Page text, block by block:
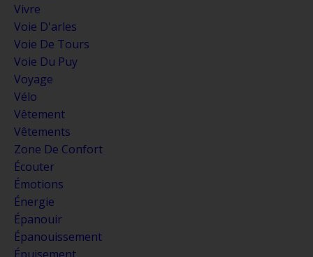
Vivre
Voie D'arles
Voie De Tours
Voie Du Puy
Voyage
Vélo
Vêtement
Vêtements
Zone De Confort
Écouter
Émotions
Énergie
Épanouir
Épanouissement